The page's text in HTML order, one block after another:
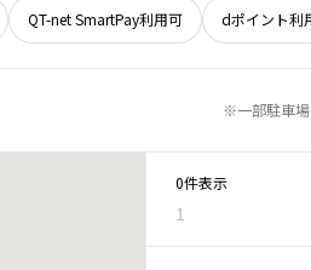
QT-net SmartPay利用可 dポイント利
※一部駐車場
0件表示
1